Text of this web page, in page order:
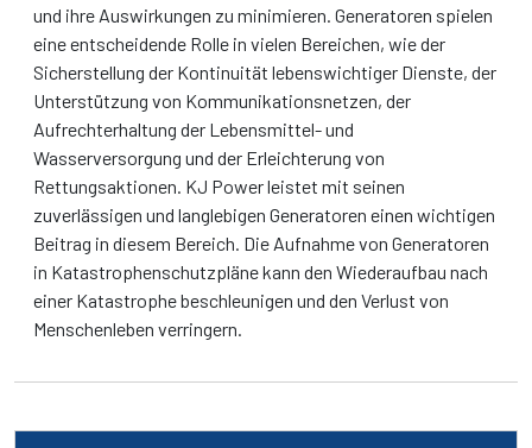
und ihre Auswirkungen zu minimieren. Generatoren spielen
eine entscheidende Rolle in vielen Bereichen, wie der
Sicherstellung der Kontinuität lebenswichtiger Dienste, der
Unterstützung von Kommunikationsnetzen, der
Aufrechterhaltung der Lebensmittel- und
Wasserversorgung und der Erleichterung von
Rettungsaktionen. KJ Power leistet mit seinen
zuverlässigen und langlebigen Generatoren einen wichtigen
Beitrag in diesem Bereich. Die Aufnahme von Generatoren
in Katastrophenschutzpläne kann den Wiederaufbau nach
einer Katastrophe beschleunigen und den Verlust von
Menschenleben verringern.